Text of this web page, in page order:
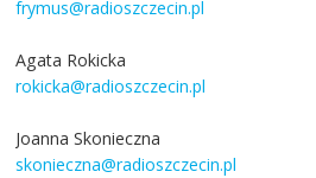
frymus@radioszczecin.pl
Agata Rokicka
rokicka@radioszczecin.pl
Joanna Skonieczna
skonieczna@radioszczecin.pl